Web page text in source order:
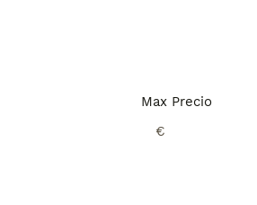
Max Precio
€